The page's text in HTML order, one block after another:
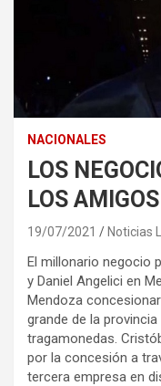
NACIONALES
LOS
LOS
19/07/2021 Noticias
El millonario negocio
y Daniel Angelici en
Mendoza
grande de la
tragamonedas.
por la concesión a
tercera empresa en